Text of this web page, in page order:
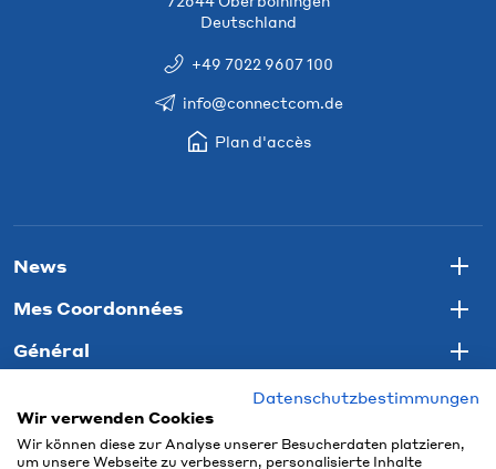
Deutschland
+49 7022 9607 100
info@connectcom.de
Plan d'accès
News
Mes Coordonnées
Général
Datenschutzbestimmungen
Wir verwenden Cookies
Wir können diese zur Analyse unserer Besucherdaten platzieren,
um unsere Webseite zu verbessern, personalisierte Inhalte